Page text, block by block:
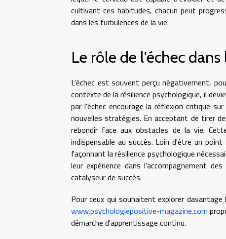
cultivant ces habitudes, chacun peut
dans les turbulences de la vie.
Le rôle de l'échec
L'échec est souvent perçu négativement,
contexte de la résilience psychologique, il
par l'échec encourage la réflexion critique
nouvelles stratégies. En acceptant de tirer
rebondir face aux obstacles de la vie.
indispensable au succès. Loin d'être un
façonnant la résilience psychologique
leur expérience dans l'accompagnement
catalyseur de succès.
Pour ceux qui souhaitent explorer
www.psychologiepositive-magazine.com
démarche d'apprentissage continu.